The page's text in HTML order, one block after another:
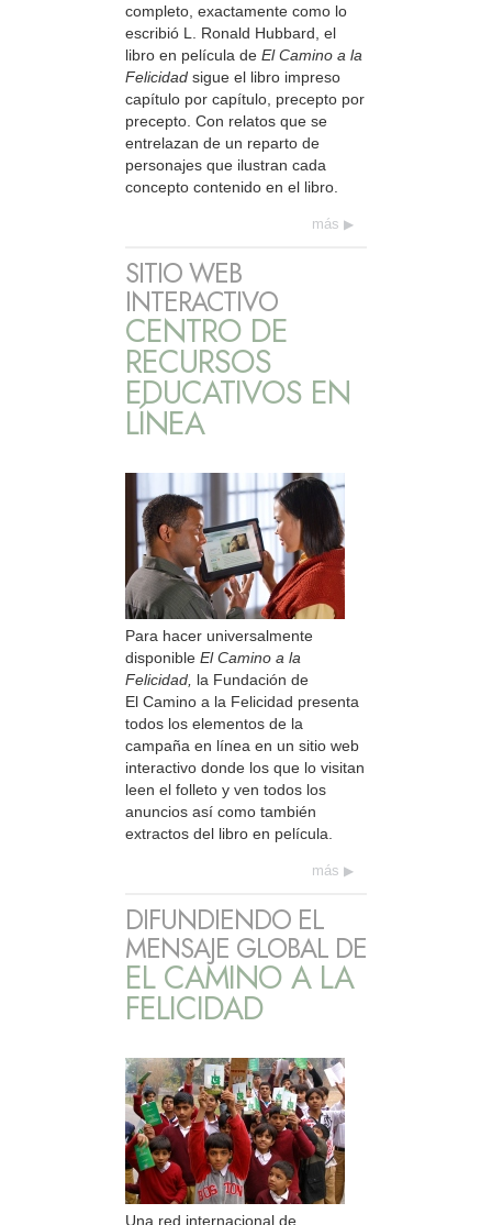
completo, exactamente como lo
escribió L. Ronald Hubbard, el
libro en película de El Camino a la
Felicidad sigue el libro impreso
capítulo por capítulo, precepto por
precepto. Con relatos que se
entrelazan de un reparto de
personajes que ilustran cada
concepto contenido en el libro.
más
SITIO WEB
INTERACTIVO
CENTRO DE
RECURSOS
EDUCATIVOS EN
LÍNEA
Para hacer universalmente
disponible El Camino a la
Felicidad, la Fundación de
El Camino a la Felicidad presenta
todos los elementos de la
campaña en línea en un sitio web
interactivo donde los que lo visitan
leen el folleto y ven todos los
anuncios así como también
extractos del libro en película.
más
DIFUNDIENDO EL
MENSAJE GLOBAL DE
EL CAMINO A LA
FELICIDAD
Una red internacional de